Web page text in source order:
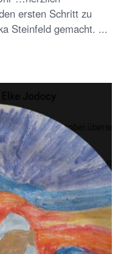
ersten Schritt zu
Steinfeld gemacht. ...